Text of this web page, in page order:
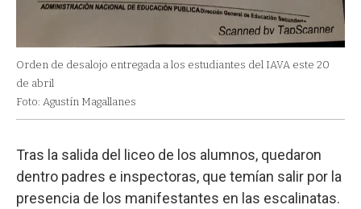
Orden de desalojo entregada a los estudiantes del IAVA este 20
de abril
Foto: Agustín Magallanes
Tras la salida del liceo de los alumnos, quedaron
dentro padres e inspectoras, que temían salir por la
presencia de los manifestantes en las escalinatas.